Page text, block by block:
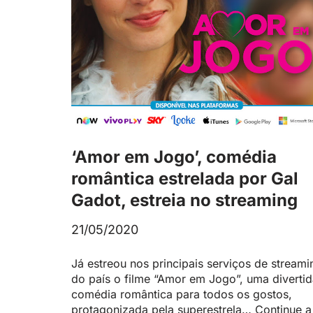
‘Amor em Jogo’, comédia
romântica estrelada por Gal
Gadot, estreia no streaming
21/05/2020
Já estreou nos principais serviços de
do país o filme “Amor em Jogo”, uma
comédia romântica para todos os gostos,
protagonizada pela superestrela… Continue a